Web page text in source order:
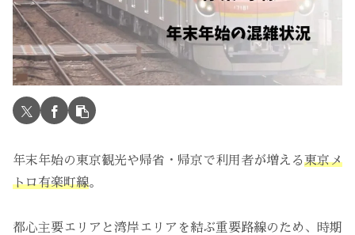
年末年始の東京観光や帰省・帰京で利用者が増える東京メ
トロ有楽町線。
都心主要エリアと湾岸エリアを結ぶ重要路線のため、時期